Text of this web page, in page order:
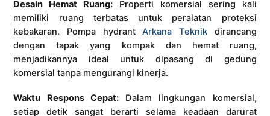
Desain Hemat Ruang: Properti komersial sering kali
memiliki ruang terbatas untuk peralatan proteksi
kebakaran. Pompa hydrantArkana Teknikdirancang
dengan tapak yang kompak dan hemat ruang,
menjadikannya ideal untuk dipasang di gedung
komersial tanpa mengurangi kinerja.
Waktu Respons Cepat:Dalam lingkungan komersial,
setiap detik sangat berarti selama keadaan darurat